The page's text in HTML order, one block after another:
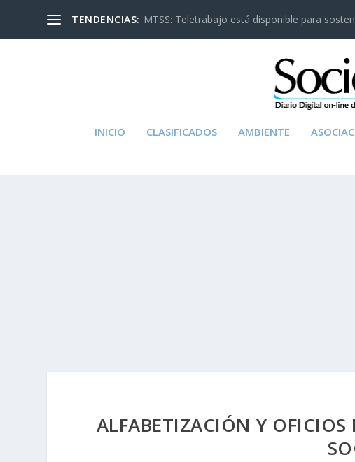
TENDENCIAS: MTSS: Teletrabajo está disponible para
INICIO CLASIFICADOS AMBIENTE
ALFABETIZACIÓN Y OFICIOS